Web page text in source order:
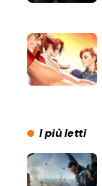
I più letti